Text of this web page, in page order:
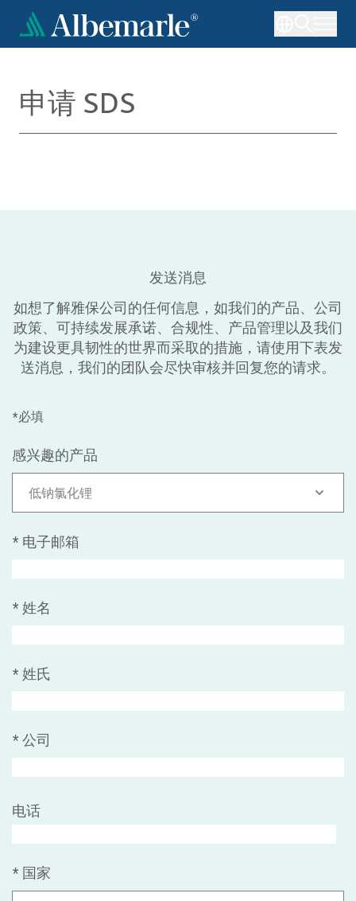
到
申请 SDS
发送消息
如想了解雅保公司的任何信息，如我们的产品、公司
政策、可持续发展承诺、合规性、产品管理以及我们
为建设更具韧性的世界而采取的措施，请使用下表发
送消息，我们的团队会尽快审核并回复您的请求。
*必填
感兴趣的产品
低钠氯化锂
* 电子邮箱
* 姓名
* 姓氏
* 公司
电话
* 国家